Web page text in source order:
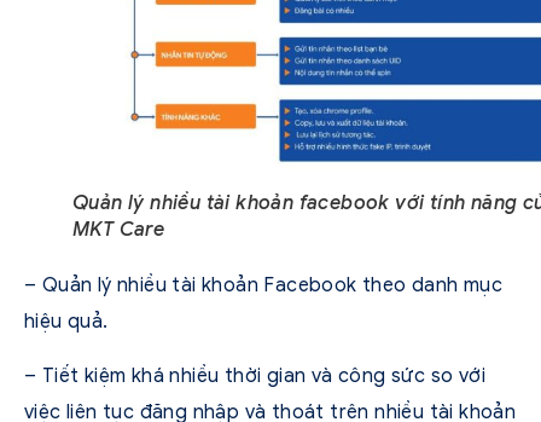
Quản lý nhiều tài khoản facebook với tính năng
MKT Care
– Quản lý nhiều tài khoản Facebook theo danh mục
hiệu quả.
– Tiết kiệm khá nhiều thời gian và công sức so với
việc liên tục đăng nhập và thoát trên nhiều tài khoản